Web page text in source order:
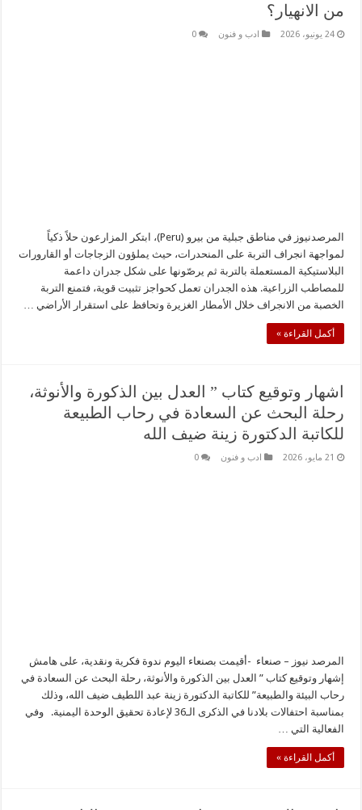
من الانهيار؟
24 يونيو، 2026 ادب و فنون 0
المرصدنيوز في مناطق جبلية من بيرو (Peru)، ابتكر المزارعون حلاً ذكياً
لمواجهة انجراف التربة على المنحدرات، حيث يملؤون الزجاجات أو القارورات
البلاستيكية المستعملة بالتربة ثم يرصّونها على شكل جدران داعمة
للمصاطب الزراعية. هذه الجدران تعمل كحواجز تثبيت قوية، فتمنع التربة
الخصبة من الانجراف خلال الأمطار الغزيرة وتحافظ على استقرار الأراضي …
أكمل القراءة »
اشهار وتوقيع كتاب ” العدل بين الذكورة والأنوثة،
رحلة البحث عن السعادة في رحاب الطبيعة
للكاتبة الدكتورة زينة ضيف الله
21 مايو، 2026 ادب و فنون 0
المرصد نيوز – صنعاء -أقيمت بصنعاء اليوم ندوة فكرية ونقدية، على هامش
إشهار وتوقيع كتاب ” العدل بين الذكورة والأنوثة، رحلة البحث عن السعادة في
رحاب البيئة والطبيعة” للكاتبة الدكتورة زينة عبد اللطيف ضيف الله، وذلك
بمناسبة احتفالات بلادنا في الذكرى الـ36 لإعادة تحقيق الوحدة اليمنية. وفي
الفعالية التي …
أكمل القراءة »